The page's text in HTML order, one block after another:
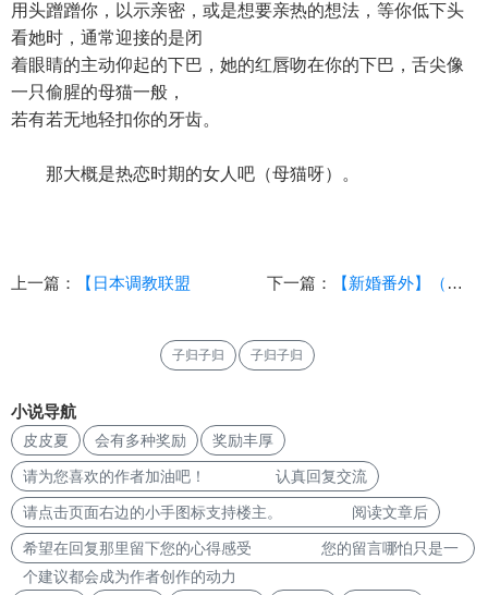
用头蹭蹭你，以示亲密，或是想要亲热的想法，等你低下头
看她时，通常迎接的是闭
着眼睛的主动仰起的下巴，她的红唇吻在你的下巴，舌尖像
一只偷腥的母猫一般，
若有若无地轻扣你的牙齿。
那大概是热恋时期的女人吧（母猫呀）。
上一篇： 【日本调教联盟 下一篇： 【新婚番外】（代发）
子归子归 子归子归
小说导航
皮皮夏 会有多种奖励 奖励丰厚
请为您喜欢的作者加油吧！ 认真回复交流
请点击页面右边的小手图标支持楼主。 阅读文章后
希望在回复那里留下您的心得感受 您的留言哪怕只是一
个建议都会成为作者创作的动力